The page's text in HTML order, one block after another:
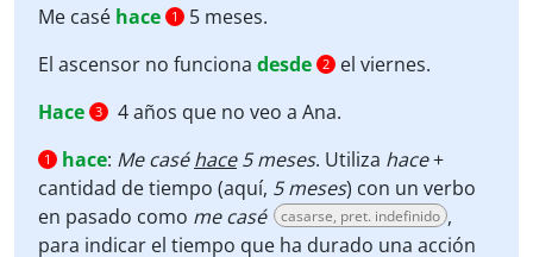
Me casé hace 1
5 meses.
El ascensor no funciona desde 2
el viernes.
Hace 3 4 años que no veo a Ana.
1 hace: Me caséhace5 meses. Utiliza hace+
cantidad de tiempo (aquí, 5 meses) con un verbo
en pasado como me casé casarse, pret. indefinido ,
para indicar el tiempo que ha durado una acción